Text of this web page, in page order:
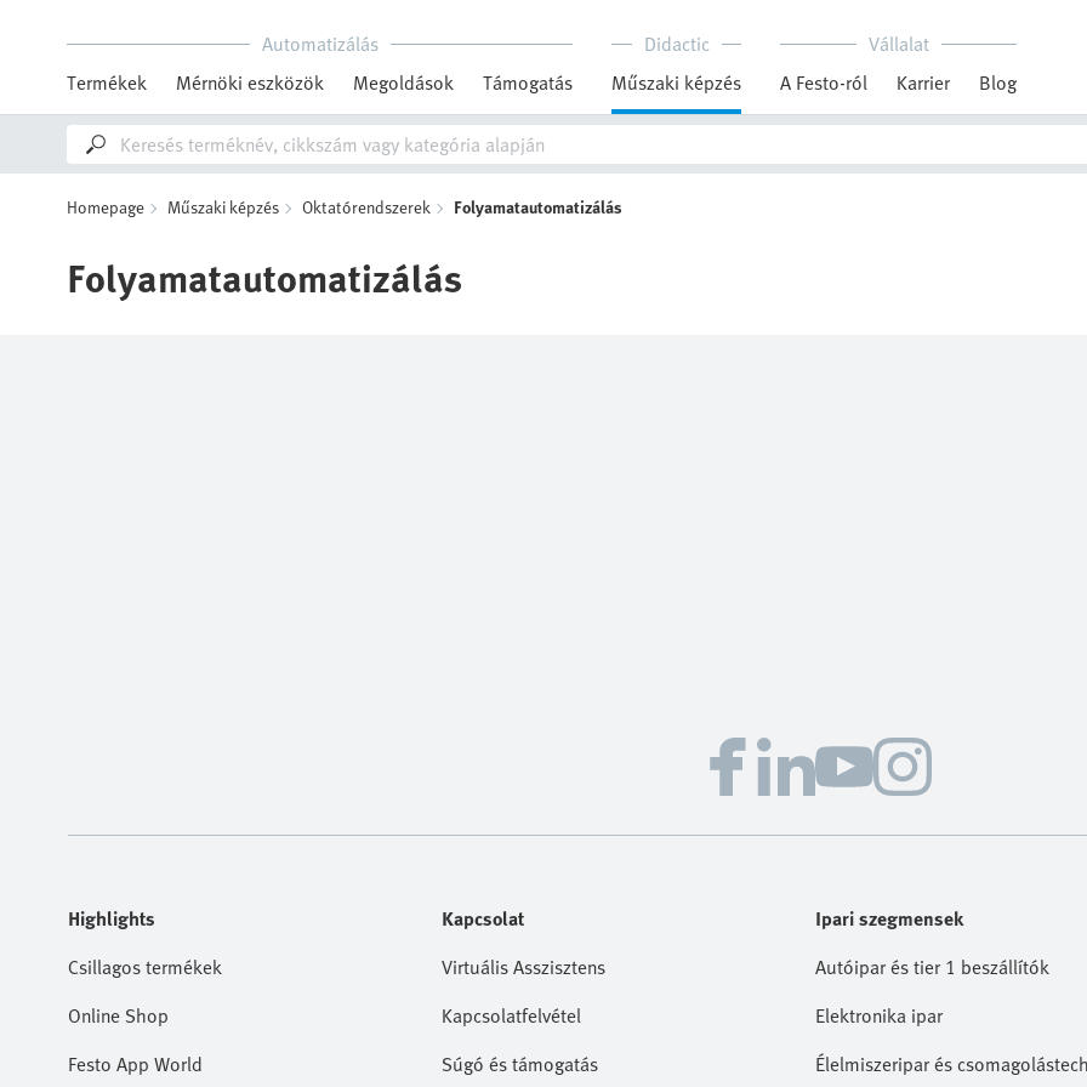
Automatizálás
Termékek
Mérnöki eszközök Megoldások Támogatás
Didactic
Műszaki képzés
Vállalat
A Festo-ról
Karrier Blog
Homepage Műszaki képzés Oktatórendszerek Folyamatautomatizálás
Folyamatautomatizálás
Highlights
Csillagos termékek
Online Shop
Festo App World
Kapcsolat
Virtuális Asszisztens
Kapcsolatfelvétel
Súgó és támogatás
Ipari szegmensek
Autóipar és tier 1 beszállítók
Elektronika ipar
Élelmiszeripar és